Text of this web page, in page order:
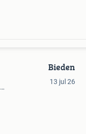
Bieden
13 jul 26